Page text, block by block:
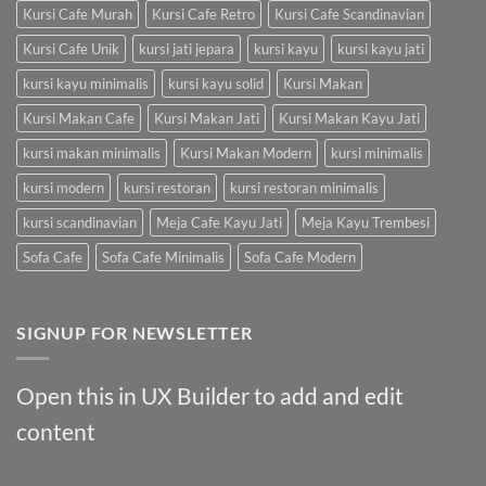
Kursi Cafe Murah Kursi Cafe Retro
Kursi Cafe Scandinavian
Kursi Cafe Unik
kursi jati jepara kursi kayu
kursi kayu jati
kursi kayu minimalis
kursi kayu solid
Kursi Makan
Kursi Makan Cafe
Kursi Makan Jati
Kursi Makan Kayu Jati
kursi makan minimalis
Kursi Makan Modern
kursi minimalis
kursi modern
kursi restoran
kursi restoran minimalis
kursi scandinavian
Meja Cafe Kayu Jati
Meja Kayu Trembesi
Sofa Cafe
Sofa Cafe Minimalis Sofa Cafe Modern
SIGNUP FOR NEWSLETTER
Open this in UX Builder to add and edit
content